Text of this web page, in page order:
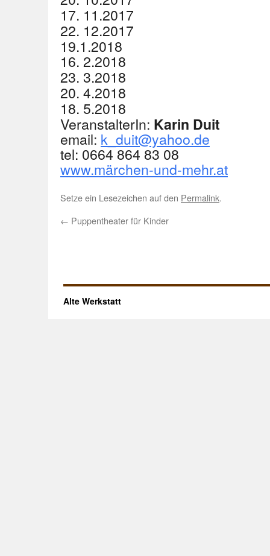
17. 11.2017
22. 12.2017
19.1.2018
16. 2.2018
23. 3.2018
20. 4.2018
18. 5.2018
VeranstalterIn: Karin Duit
email: k_duit@yahoo.de
tel: 0664 864 83 08
www.märchen-und-mehr.at
Setze ein Lesezeichen auf den Permalink.
← Puppentheater für Kinder
Alte Werkstatt